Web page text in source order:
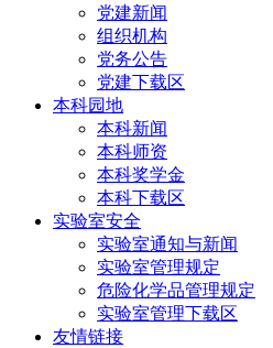
党建新闻
组织机构
党务公告
党建下载区
本科园地
本科新闻
本科师资
本科奖学金
本科下载区
实验室安全
实验室通知与新闻
实验室管理规定
危险化学品管理规定
实验室管理下载区
友情链接